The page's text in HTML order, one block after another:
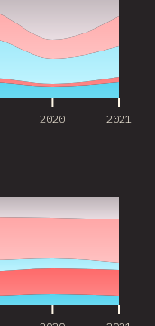
2020 2021